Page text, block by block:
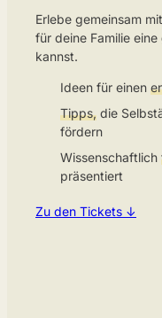
Erlebe gemeinsam
für deine Familie eine
kannst.
Ideen für einen
Tipps, die
fördern
Wissenschaftlich
präsentiert
Zu den Tickets ↓